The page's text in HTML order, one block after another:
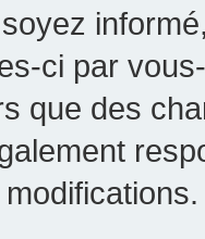
ci par
que des